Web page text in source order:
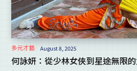
多元才藝 August 8, 2025
何詠妍：從少林女俠到星途無限